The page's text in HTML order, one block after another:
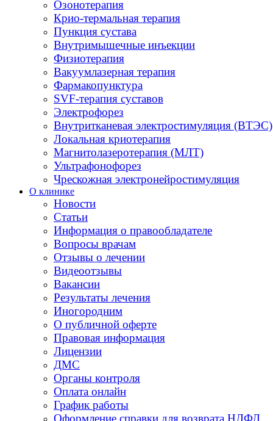
Озонотерапия
Крио-термальная терапия
Пункция сустава
Внутримышечные инъекции
Физиотерапия
Вакуумлазерная терапия
Фармакопунктура
SVF-терапия суставов
Электрофорез
Внутритканевая электростимуляция (ВТЭС)
Локальная криотерапия
Магнитолазеротерапия (МЛТ)
Ультрафонофорез
Чрескожная электронейростимуляция
О клинике
Новости
Статьи
Информация о правообладателе
Вопросы врачам
Отзывы о лечении
Видеоотзывы
Вакансии
Результаты лечения
Иногородним
О публичной оферте
Правовая информация
Лицензии
ДМС
Органы контроля
Оплата онлайн
График работы
Оформление справки для возврата НДФЛ